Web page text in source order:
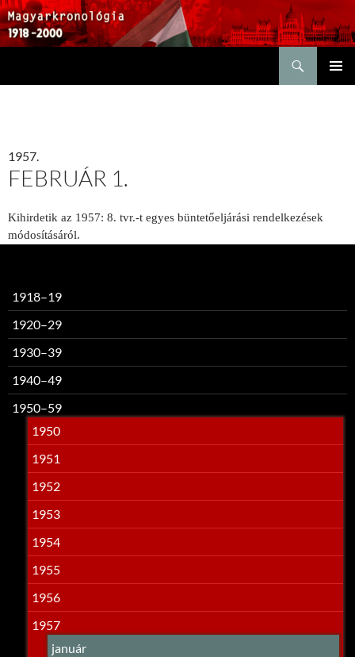
1957.
FEBRUÁR 1.
Kihirdetik az 1957: 8. tvr.-t egyes büntetőeljárási rendelkezések
módosításáról.
1918–19
1920–29
1930–39
1940–49
1950–59
1950
1951
1952
1953
1954
1955
1956
1957
január